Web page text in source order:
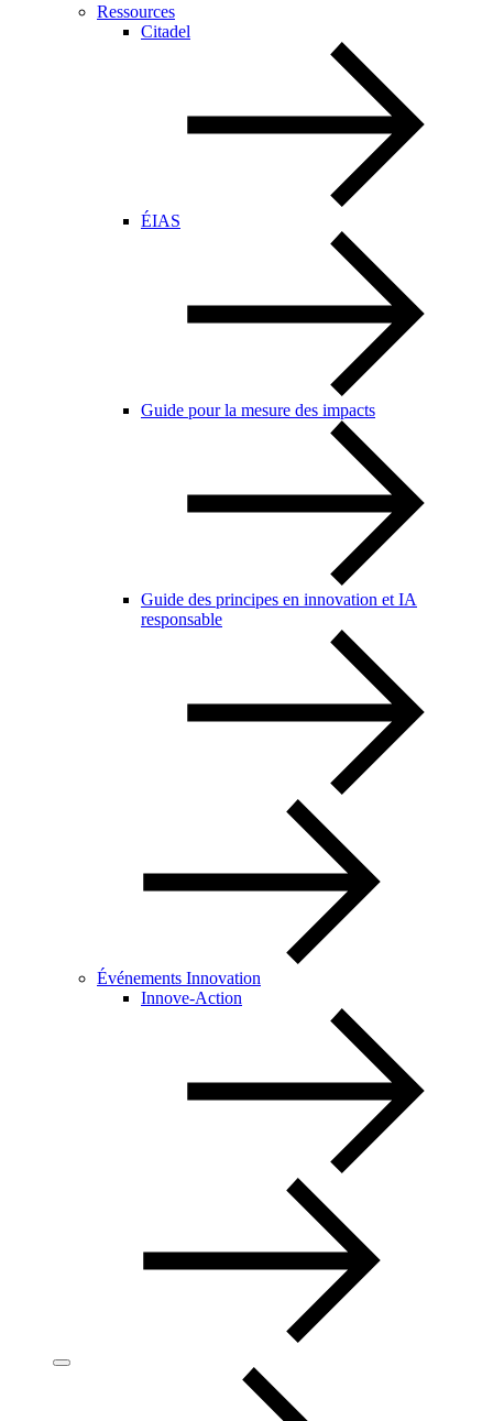
Ressources
Citadel
ÉIAS
Guide pour la mesure des impacts
Guide des principes en innovation et IA
responsable
Événements Innovation
Innove-Action